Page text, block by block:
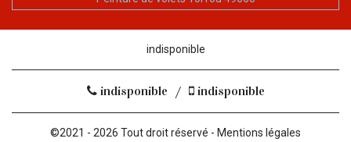
indisponible
indisponible / indisponible
©2021 - 2026 Tout droit réservé - Mentions légales